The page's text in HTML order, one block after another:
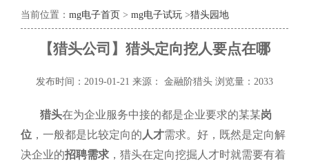
当前位置： mg电子首页 > mg电子试玩 >猎头园地
【猎头公司】猎头定向挖人要点在哪
发布时间：2019-01-21 来源： 金融阶猎头 浏览量：2033
猎头在为企业服务中接的都是企业要求的某某岗
位 ，一般都是比较定向的 人才需求。好，既然是定向解
决企业的招聘需求 ，猎头在定向挖掘人才时就需要有着